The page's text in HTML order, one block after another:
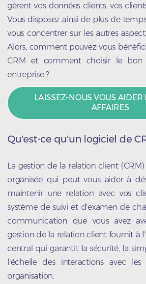
gèrent vos données clients, vos
Vous disposez ainsi de plus de
vous concentrer sur les autres
Alors, comment pouvez-vous
CRM et comment choisir le bon
entreprise ?
LAISSEZ-NOUS VOUS AIDER
AFFAIRES
Qu'est-ce qu'un logiciel de
La gestion de la relation client
organisée qui peut vous aider à
maintenir une relation avec vos
système de suivi et d'examen de
communication que vous avez
gestion de la relation client fournit à
central qui garantit la sécurité, la
l'échelle des interactions avec
organisation.